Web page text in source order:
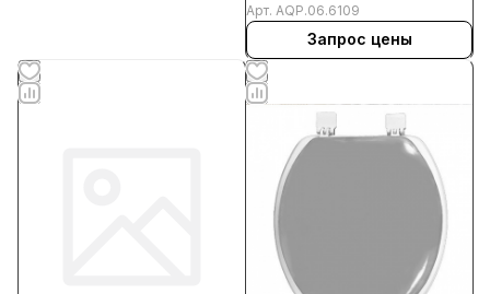
Арт. AQP.06.6109
Запрос цены